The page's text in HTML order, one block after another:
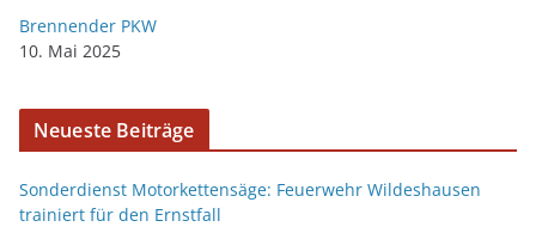
Brennender PKW
10. Mai 2025
Neueste Beiträge
Sonderdienst Motorkettensäge: Feuerwehr Wildeshausen
trainiert für den Ernstfall